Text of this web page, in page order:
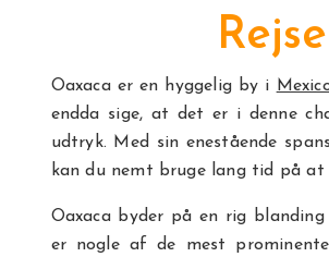
Oaxaca er en hyggelig by i
endda sige, at det er i denne
udtryk. Med sin enestående
kan du nemt bruge lang tid på at
Oaxaca byder på en rig
er nogle af de mest